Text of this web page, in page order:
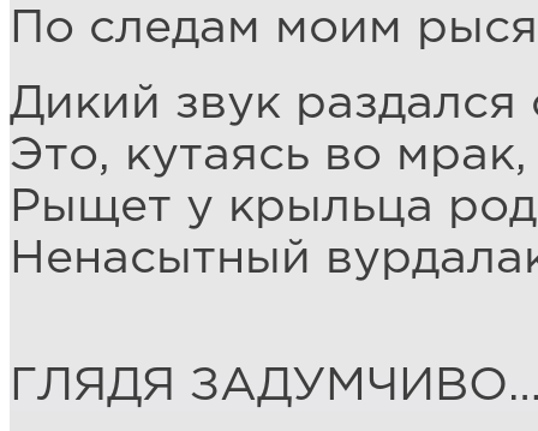
По следам моим
Дикий звук раздался
Это, кутаясь во мрак,
Рыщет у крыльца
Ненасытный
ГЛЯДЯ